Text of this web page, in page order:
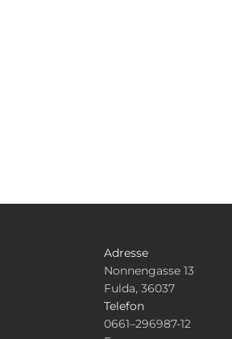
Adresse
Nonnengasse 13
Fulda, 36037
Telefon
0661–296987-12